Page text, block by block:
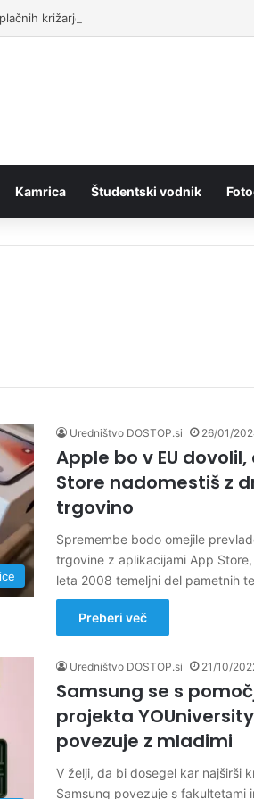
križarjenj
Kamrica Študentski vodnik
Uredništvo DOSTOP.si 26/01/
Apple bo v EU
Store nadomestiš z
trgovino
Spremembe bodo omejile
trgovine z aplikacijami App
leta 2008 temeljni del pametnih
Preberi več
Uredništvo DOSTOP.si 21/10/
Samsung se s
projekta YOUniversity
povezuje z mladimi
V želji, da bi dosegel kar najširši
Samsung povezuje s fakultetami